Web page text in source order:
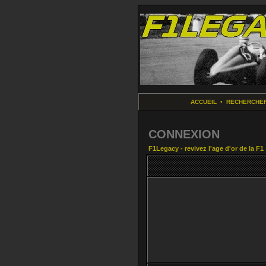
ACCUEIL •
CONNEXION
F1Legacy - revivez l'age d'or de la